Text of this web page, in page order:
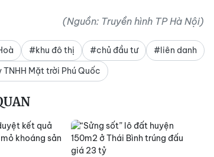
(Nguồn: Truyền hình TP Hà Nội)
#khu đô thị #chủ đầu tư
#liên danh
Mặt trời Phú Quốc